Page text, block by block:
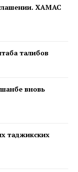
ХАМАС
талибов
вновь
таджикских